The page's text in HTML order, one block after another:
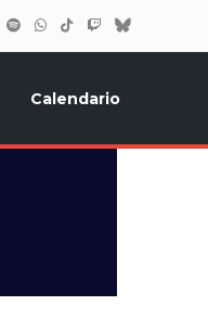
Calendario